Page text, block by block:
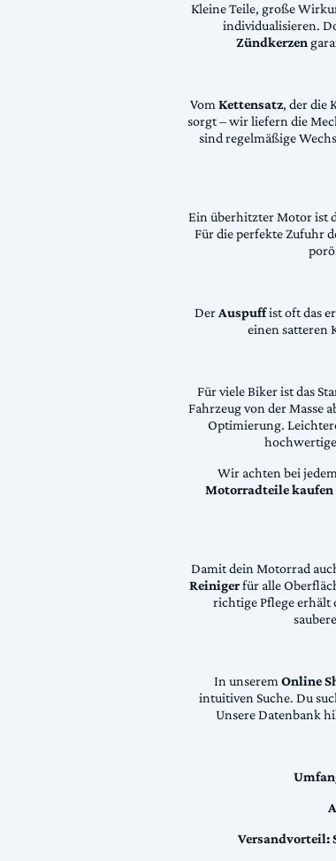
Kleine Teile, große
individualisieren.
Zündkerzen
VomKettensatz, der die
sorgt – wir liefern die
sind regelmäßige
Ein überhitzter Motor ist
Für die perfekte Zufuhr
DerAuspuffist oft das
einen satteren
Für viele Biker ist das
Fahrzeug von der Masse
Optimierung.
hochwertige
Wir achten bei
Motorradteile kaufen
Damit dein Motorrad
Reinigerfür alle
richtige Pflege erhält
In unseremOnline
intuitiven Suche. Du
Unsere Datenbank
Versandvorteil: